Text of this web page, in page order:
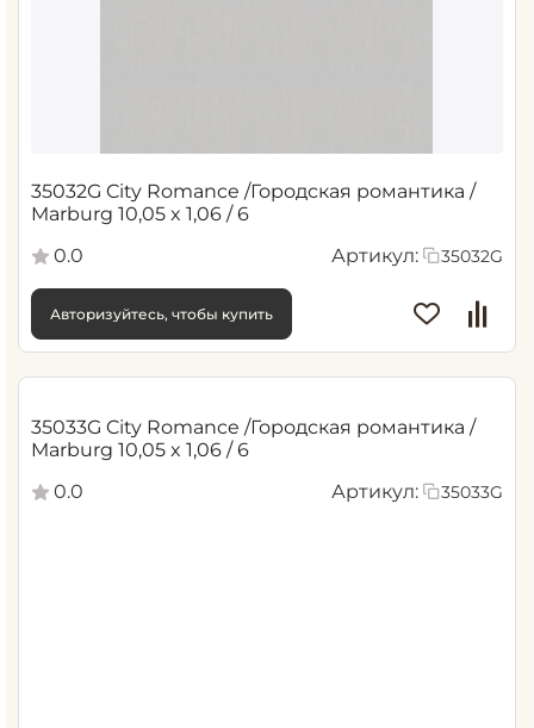
35032G City Romance /Городская романтика /
Marburg 10,05 x 1,06 / 6
0.0
Артикул: 35032G
Авторизуйтесь, чтобы купить
35033G City Romance /Городская романтика /
Marburg 10,05 x 1,06 / 6
0.0
Артикул: 35033G